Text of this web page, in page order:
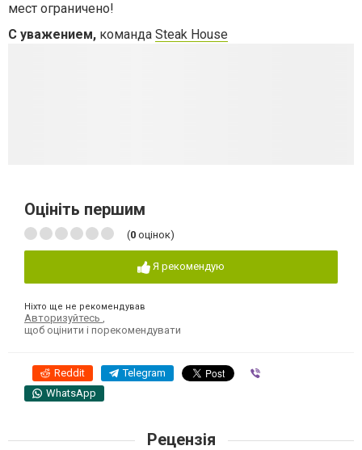
мест ограничено!
C уважением, команда Steak House
Оцініть першим
(0 оцінок)
Я рекомендую
Ніхто ще не рекомендував
Авторизуйтесь
щоб оцінити і порекомендувати
Reddit Telegram
WhatsApp
Рецензія